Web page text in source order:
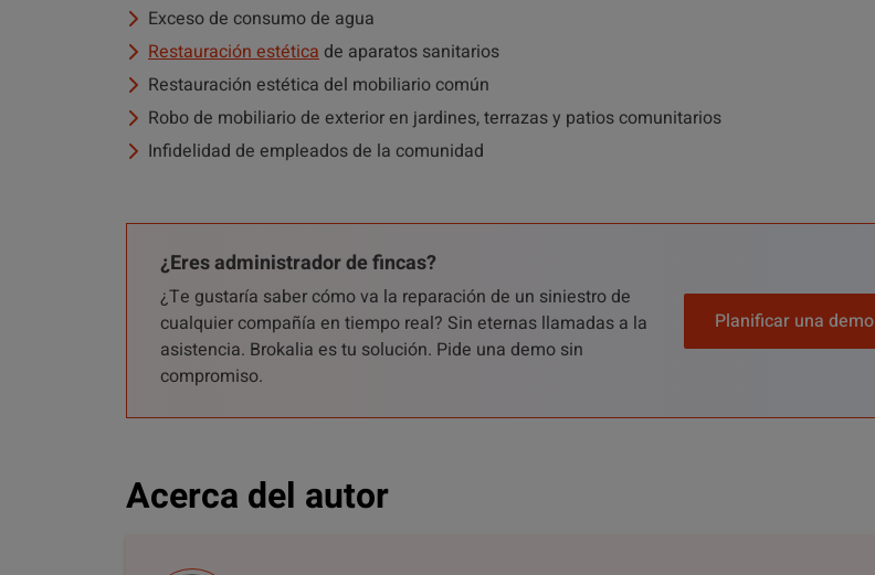
Exceso de consumo de agua
Restauración estética de aparatos sanitarios
Restauración estética del mobiliario común
Robo de mobiliario de exterior en jardines, terrazas y patios comunitarios
Infidelidad de empleados de la comunidad
¿Eres administrador de fincas?
¿Te gustaría saber cómo va la reparación de un siniestro de
cualquier compañía en tiempo real? Sin eternas llamadas a la
asistencia. Brokalia es tu solución. Pide una demo sin
compromiso.
Planificar una demo
Acerca del autor